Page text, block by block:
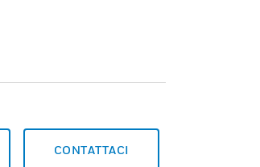
CONTATTACI